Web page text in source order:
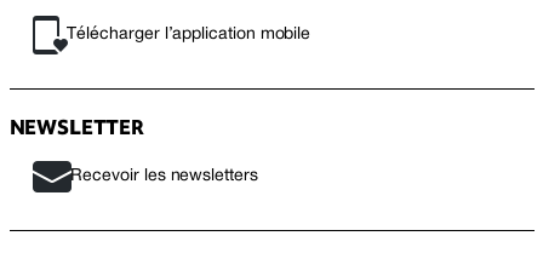
Télécharger l’application mobile
NEWSLETTER
Recevoir les newsletters